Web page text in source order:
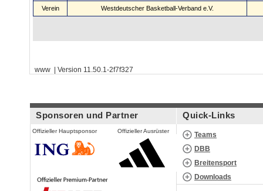
Verein Westdeutscher Basketball-Verband e.V.
www | Version 11.50.1-2f7f327
Sponsoren und Partner
Offizieller Hauptsponsor Offizieller Ausrüster
Quick-Links
Teams
DBB
Breitensport
Downloads